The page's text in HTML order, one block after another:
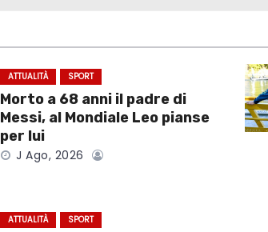
ATTUALITÀ SPORT
Morto a 68 anni il padre di
Messi, al Mondiale Leo pianse
per lui
J Ago, 2026
ATTUALITÀ SPORT